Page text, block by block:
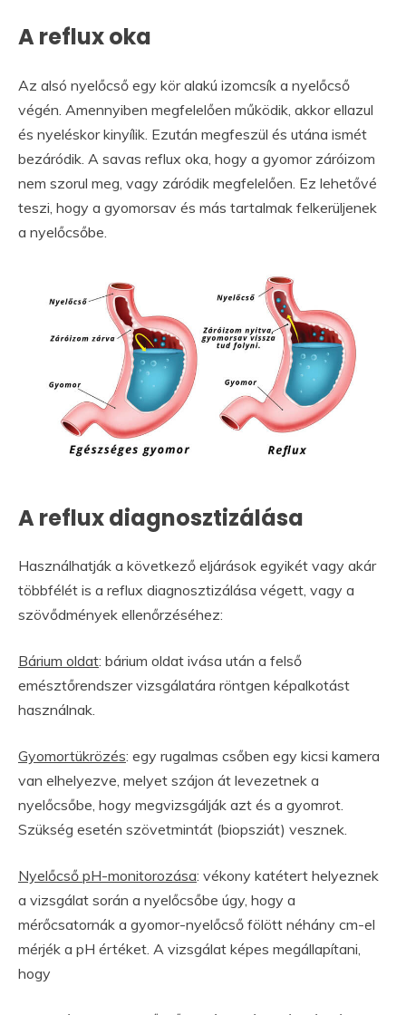
A reflux oka
Az alsó nyelőcső egy kör alakú izomcsík a nyelőcső
végén. Amennyiben megfelelően működik, akkor ellazul
és nyeléskor kinyílik. Ezután megfeszül és utána ismét
bezáródik. A savas reflux oka, hogy a gyomor záróizom
nem szorul meg, vagy záródik megfelelően. Ez lehetővé
teszi, hogy a gyomorsav és más tartalmak felkerüljenek
a nyelőcsőbe.
A reflux diagnosztizálása
Használhatják a következő eljárások egyikét vagy akár
többfélét is a reflux diagnosztizálása végett, vagy a
szövődmények ellenőrzéséhez:
Bárium oldat: bárium oldat ivása után a felső
emésztőrendszer vizsgálatára röntgen képalkotást
használnak.
Gyomortükrözés: egy rugalmas csőben egy kicsi kamera
van elhelyezve, melyet szájon át levezetnek a
nyelőcsőbe, hogy megvizsgálják azt és a gyomrot.
Szükség esetén szövetmintát (biopsziát) vesznek.
Nyelőcső pH-monitorozása: vékony katétert helyeznek
a vizsgálat során a nyelőcsőbe úgy, hogy a
mérőcsatornák a gyomor-nyelőcső fölött néhány cm-el
mérjék a pH értéket. A vizsgálat képes megállapítani,
hogy